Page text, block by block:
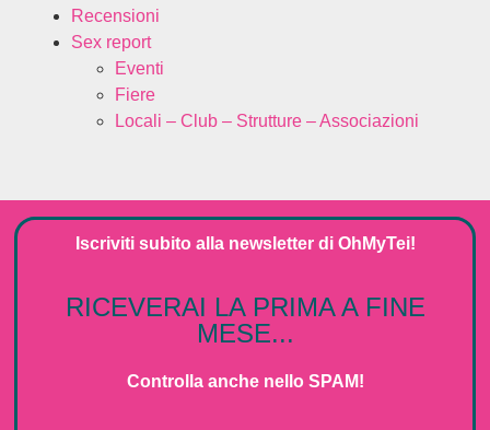
Recensioni
Sex report
Eventi
Fiere
Locali – Club – Strutture – Associazioni
Iscriviti subito alla newsletterdi OhMyTei!
RICEVERAI LA PRIMA A FINE
MESE...
Controlla anche nello SPAM!